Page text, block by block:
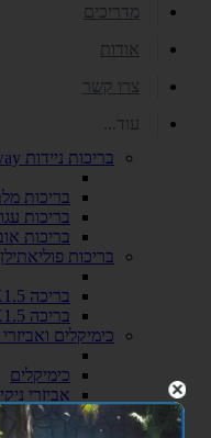
מדריכים
אודות
צרו קשר
עוד...
בריכות ניידות bestway
בריכות
בריכות
בריכות
בריכות פוליאתילן
בריכה 2.4X4.5X1.5
בריכה 3X6X1.5
כימיקלים ואביזרי
כימיקלים
אביזרי
סולמות ומעקות